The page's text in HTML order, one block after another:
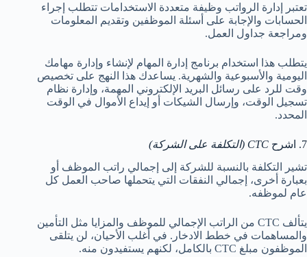
تعتبر إدارة الرواتب وظيفة متعددة الاستخدامات تتطلب إجراء
الحسابات والإجابة على أسئلة الموظفين وتقديم المعلومات
ومراجعة جداول العمل.
يتطلب هذا استخدام برنامج إدارة المهام لإنشاء وإدارة مهامك
اليومية والأسبوعية والشهرية. يساعدك هذا النهج على تخصيص
وقت للرد على رسائل البريد الإلكتروني المهمة، وإدارة نظام
تسجيل الوقت، وإرسال الشيكات أو إيداع الأموال في الوقت
المحدد.
7. اشرح
CTC (التكلفة على الشركة)
تشير التكلفة بالنسبة للشركة إلى إجمالي راتب الموظف أو
بعبارة أخرى، إجمالي النفقات التي يتحملها صاحب العمل كل
عام لموظفه.
يتألف CTC من الراتب الإجمالي للموظف والمزايا مثل التأمين
والمساهمات في خطط الادخار. في أغلب الأحيان، لن يتلقى
الموظفون مبلغ CTC بالكامل، لكنهم يستفيدون منه.